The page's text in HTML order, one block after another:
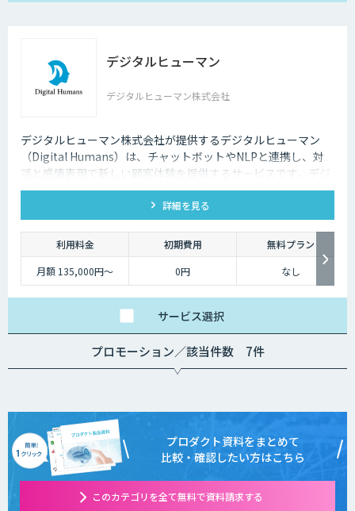
【生成AIプラン】
デジタルヒューマン
デジタルヒューマン株式会社
デジタルヒューマン株式会社が提供するデジタルヒューマン
（Digital Humans）は、チャットボットやNLPと連携し、対
話と感情表現で新しい顧客体験を提供するサービスです。デジ
タル従業員として、直感的で、インパクトがあり、競争力があ
るサービス創造と顧客体験が提供できます。
詳細を見る
利用料金 初期費用
無料プラン
月額 135,000円〜
0円 なし
サービス選択
プロモーション／該当件数 7件
プロダクト資料をまとめて
比較・確認したい方はこちら
このカテゴリを全て無料で資料請求する